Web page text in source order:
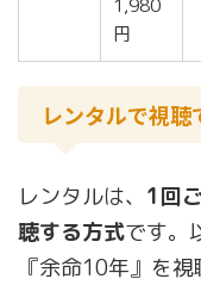
1,980
円
レンタルで視
レンタルは、 1回
聴する方式です。
『余命10年』を視